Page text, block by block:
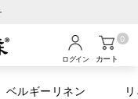
送
ログイン カート
0
ベルギーリネン